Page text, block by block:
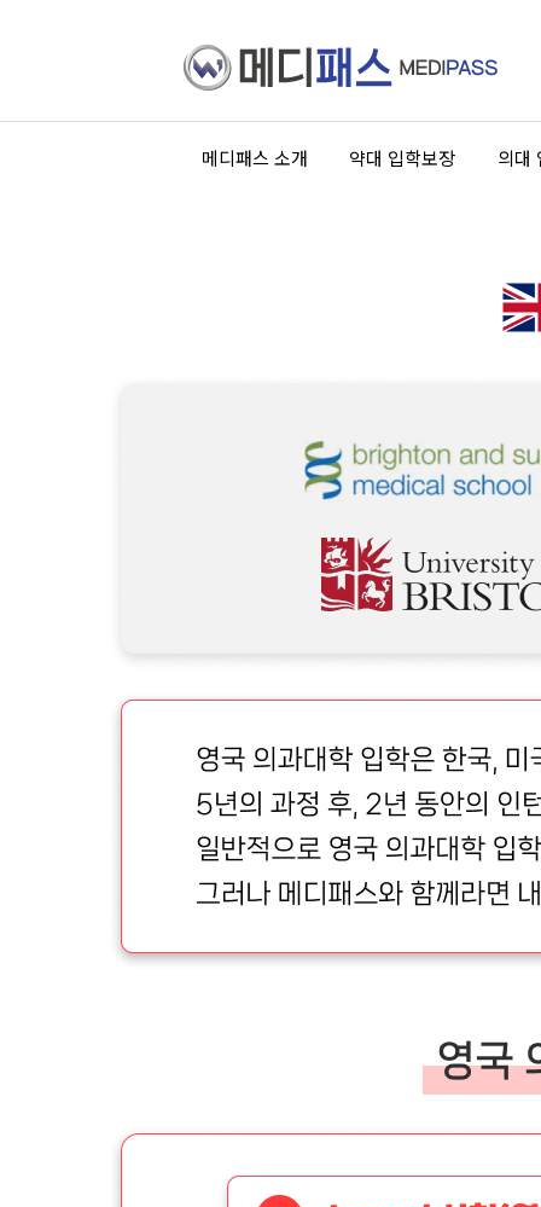
메디패스 소개 약대 입학보장 의대